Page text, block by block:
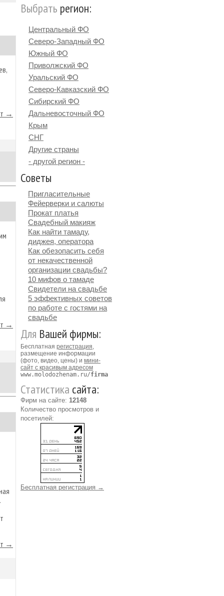
→
→
→
Выбрать регион:
Центральный ФО
Северо-Западный ФО
Южный ФО
Приволжский ФО
Уральский ФО
Северо-Кавказский ФО
Сибирский ФО
Дальневосточный ФО
Крым
СНГ
Другие страны
- другой регион -
Советы
Пригласительные
Фейерверки и салюты
Прокат платья
Свадебный макияж
Как найти тамаду,
диджея, оператора
Как обезопасить себя
от некачественной
организации свадьбы?
10 мифов о тамаде
Свидетели на свадьбе
5 эффективных советов
по работе с гостями на
свадьбе
Для Вашей фирмы:
Бесплатная регистрация,
размещение информации
(фото, видео, цены) и мини-
сайт с красивым адресом
www.molodozhenam.ru/firma
Статистика сайта:
Фирм на сайте: 12148
Количество просмотров и
посетилей:
Бесплатная регистрация →